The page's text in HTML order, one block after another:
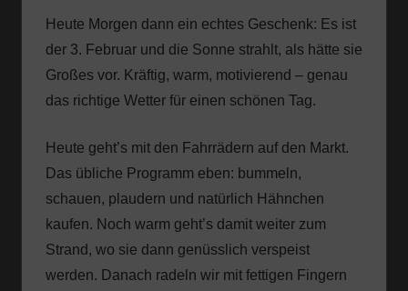
Heute Morgen dann ein echtes Geschenk: Es ist
der 3. Februar und die Sonne strahlt, als hätte sie
Großes vor. Kräftig, warm, motivierend – genau
das richtige Wetter für einen schönen Tag.
Heute geht’s mit den Fahrrädern auf den Markt.
Das übliche Programm eben: bummeln,
schauen, plaudern und natürlich Hähnchen
kaufen. Noch warm geht’s damit weiter zum
Strand, wo sie dann genüsslich verspeist
werden. Danach radeln wir mit fettigen Fingern